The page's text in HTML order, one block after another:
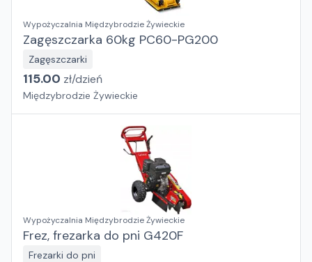
Wypożyczalnia Międzybrodzie Żywieckie
Zagęszczarka 60kg PC60-PG200
Zagęszczarki
115.00 zł/dzień
Międzybrodzie Żywieckie
Wypożyczalnia Międzybrodzie Żywieckie
Frez, frezarka do pni G420F
Frezarki do pni